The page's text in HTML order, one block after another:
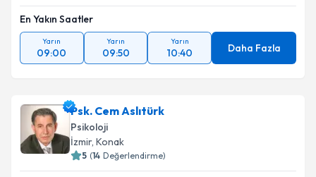
En Yakın Saatler
Yarın
09:00
Yarın
09:50
Yarın
10:40 Daha Fazla
Psk. Cem Aslıtürk
Psikoloji
İzmir, Konak
5 (14 Değerlendirme)